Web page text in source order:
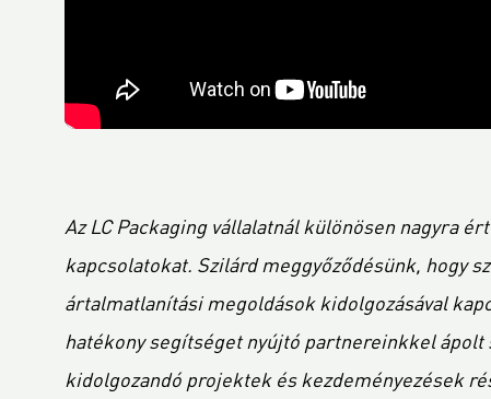
Az LC Packaging vállalatnál különösen nagyra
kapcsolatokat. Szilárd meggyőződésünk, hogy
ártalmatlanítási megoldások kidolgozásával
hatékony segítséget nyújtó partnereinkkel
kidolgozandó projektek és kezdeményezések